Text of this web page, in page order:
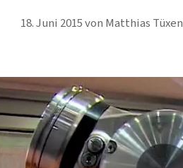
18. Juni 2015von Matthias Tüxen